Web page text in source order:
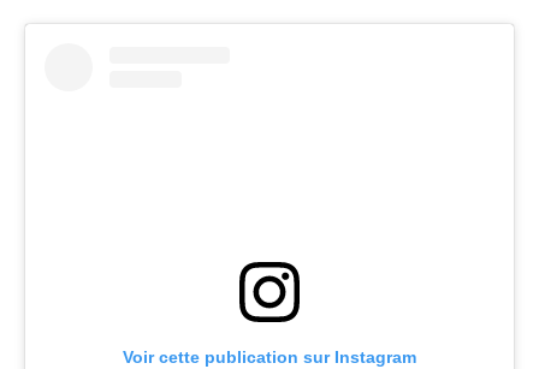
Voir cette publication sur Instagram